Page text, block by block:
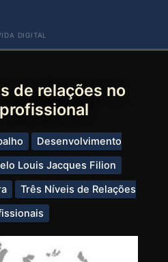
DIGITAL
de relações no
Desenvolvimento
Louis Jacques Filion
Três Níveis de Relações